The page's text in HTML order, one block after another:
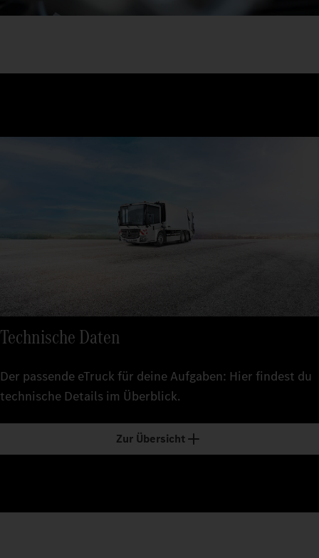
Technische Daten
Der passende eTruck für deine Aufgaben: Hier findest du
technische Details im Überblick.
Zur Übersicht